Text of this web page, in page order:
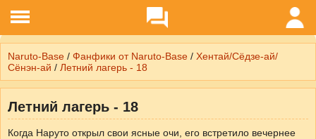
Naruto-Base / Фанфики от Naruto-Base / Хентай/Сёдзе-ай/
Сёнэн-ай / Летний лагерь - 18
Летний лагерь - 18
Когда Наруто открыл свои ясные очи, его встретило вечернее